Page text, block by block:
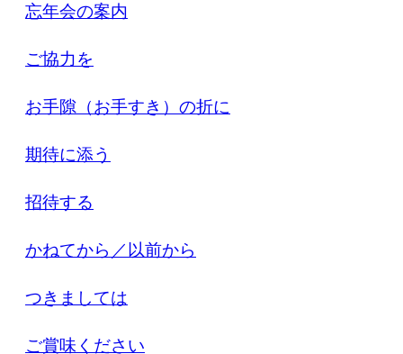
忘年会の案内
ご協力を
お手隙（お手すき）の折に
期待に添う
招待する
かねてから／以前から
つきましては
ご賞味ください